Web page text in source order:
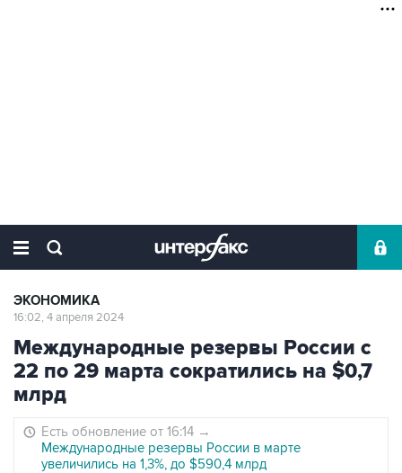
ЭКОНОМИКА
16:02, 4 апреля 2024
Международные резервы России с
22 по 29 марта сократились на $0,7
млрд
Есть обновление от 16:14 →
Международные резервы России в марте
увеличились на 1,3%, до $590,4 млрд